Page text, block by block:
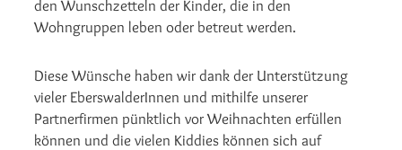
den Wunschzetteln der Kinder, die in den
Wohngruppen leben oder betreut werden.
Diese Wünsche haben wir dank der Unterstützung
vieler EberswalderInnen und mithilfe unserer
Partnerfirmen pünktlich vor Weihnachten erfüllen
können und die vielen Kiddies können sich auf